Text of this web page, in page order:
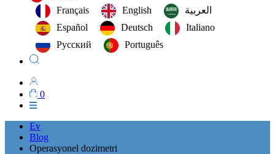
Français
English
العربية‏
Español
Deutsch
Italiano
Русский
Português
0
Ev
Blog
Operasyonel dozimetri